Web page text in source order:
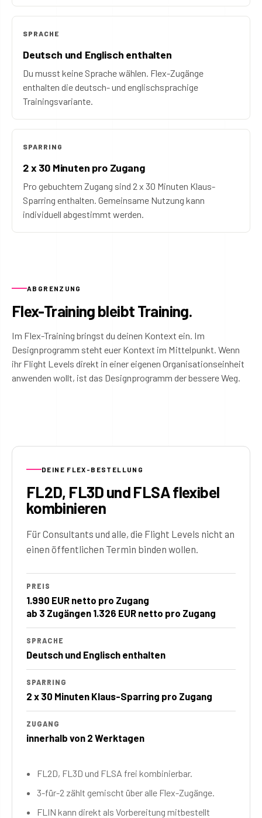
SPRACHE
Deutsch und Englisch enthalten
Du musst keine Sprache wählen. Flex-Zugänge
enthalten die deutsch- und englischsprachige
Trainingsvariante.
SPARRING
2 x 30 Minuten pro Zugang
Pro gebuchtem Zugang sind 2 x 30 Minuten Klaus-
Sparring enthalten. Gemeinsame Nutzung kann
individuell abgestimmt werden.
ABGRENZUNG
Flex-Training bleibt Training.
Im Flex-Training bringst du deinen Kontext ein. Im
Designprogramm steht euer Kontext im Mittelpunkt. Wenn
ihr Flight Levels direkt in einer eigenen Organisationseinheit
anwenden wollt, ist das Designprogramm der bessere Weg.
DEINE FLEX-BESTELLUNG
FL2D, FL3D und FLSA flexibel
kombinieren
Für Consultants und alle, die Flight Levels nicht an
einen öffentlichen Termin binden wollen.
PREIS
1.990 EUR netto pro Zugang
ab 3 Zugängen 1.326 EUR netto pro Zugang
SPRACHE
Deutsch und Englisch enthalten
SPARRING
2 x 30 Minuten Klaus-Sparring pro Zugang
ZUGANG
innerhalb von 2 Werktagen
FL2D, FL3D und FLSA frei kombinierbar.
3-für-2 zählt gemischt über alle Flex-Zugänge.
FLIN kann direkt als Vorbereitung mitbestellt